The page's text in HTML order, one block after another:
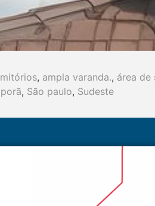
, ampla varanda., área de
, São paulo, Sudeste